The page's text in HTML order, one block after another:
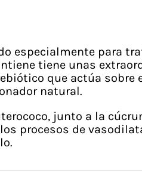
especialmente para
tiene unas
que actúa
natural.
junto a la
procesos de